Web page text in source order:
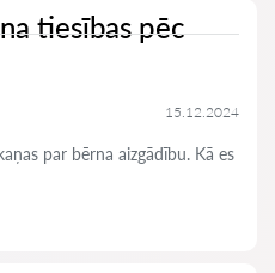
tiesības pēc
15.12.2024
par bērna aizgādību. Kā es